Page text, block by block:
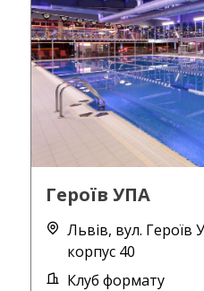
Героїв УПА
Львів, вул. Героїв
корпус 40
Клуб формату